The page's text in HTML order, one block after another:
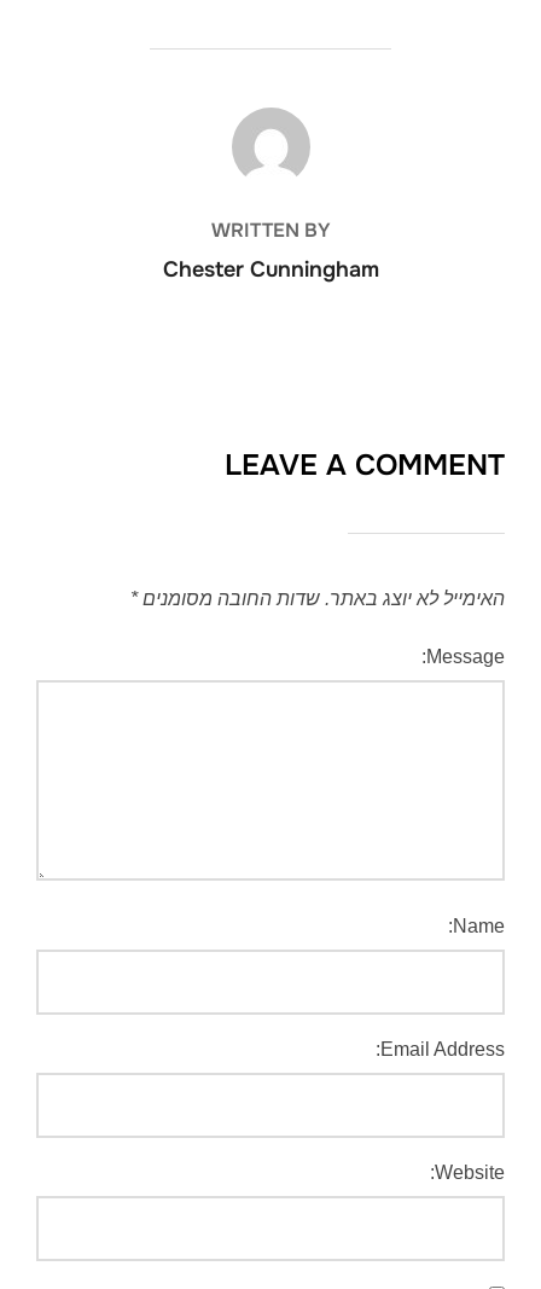
POST AUTHOR
WRITTEN BY
Chester Cunningham
LEAVE A COMMENT
האימייל לא יוצג באתר. שדות החובה מסומנים*
Message:
Name:
Email Address:
Website: